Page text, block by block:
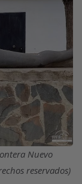
Nuevo
reservados)